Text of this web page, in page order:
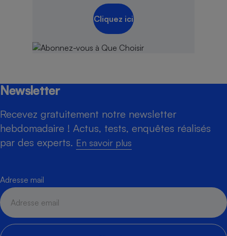
Cliquez ici
Newsletter
Recevez gratuitement notre newsletter
hebdomadaire ! Actus, tests, enquêtes réalisés
par des experts. En savoir plus
Adresse mail